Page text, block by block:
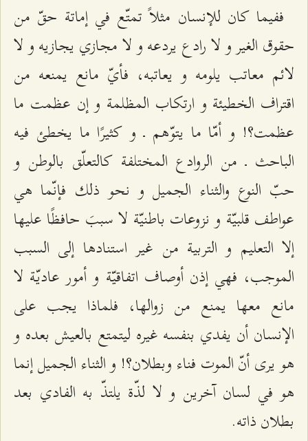
ففيما كان للإنسان مثلاً تمتّع في إماتة حقّ من
حقوق الغير و لا رادع يردعه و لا مجازي يجازيه و لا
لائم معاتب يلومه و يعاتبه، فأيّ مانع يمنعه من
اقتراف الخطيئة و ارتكاب المظلمة و إن عظمت ما
عظمت؟! و أمّا ما يتوّهم ـ و كثيرًا ما يخطئ فيه
الباحث ـ من الروادع المختلفة كالتعلّق بالوطن و
حبّ النوع والثناء الجميل و نحو ذلك فإنّما هي
عواطف قلبيّة و نزوعات باطنيّة لا سببَ حافظًا عليها
إلا التعليم و التربية من غير استنادها إلى السبب
الموجب، فهي إذن أوصاف اتفاقيّة و أمور عاديّة لا
مانع معها يمنع من زوالها، فلماذا يجب على
الإنسان أن يفدي بنفسه غيره ليتمتع بالعيش بعده و
هو يرى أنّ الموت فناء وبطلان؟! و الثناء الجميل إنما
هو في لسان آخرين و لا لذّة يلتذّ به الفادي بعد
بطلان ذاته.